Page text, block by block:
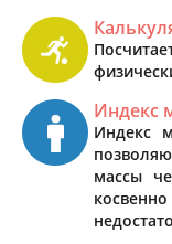
Индекс
Индекс
массы